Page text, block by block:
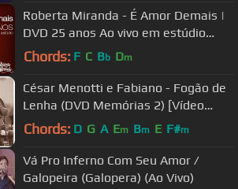
Roberta Miranda - É Amor Demais |
DVD 25 anos Ao vivo em estúdio
(Vídeo Oficial)
Chords: F C Bb Dm
César Menotti e Fabiano - Fogão de
Lenha (DVD Memórias 2) [Vídeo
Oficial]
Chords: D G A Em Bm E F#m
Vá Pro Inferno Com Seu Amor /
Galopeira (Galopera) (Ao Vivo)